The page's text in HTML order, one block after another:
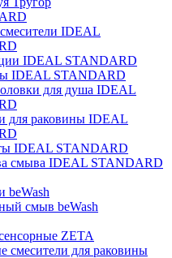
IDEAL
IDEAL STANDARD
IDEAL STANDARD
для душа IDEAL
для раковины IDEAL
IDEAL STANDARD
смыва IDEAL STANDARD
beWash
смыв beWash
ZETA
смесители для раковины